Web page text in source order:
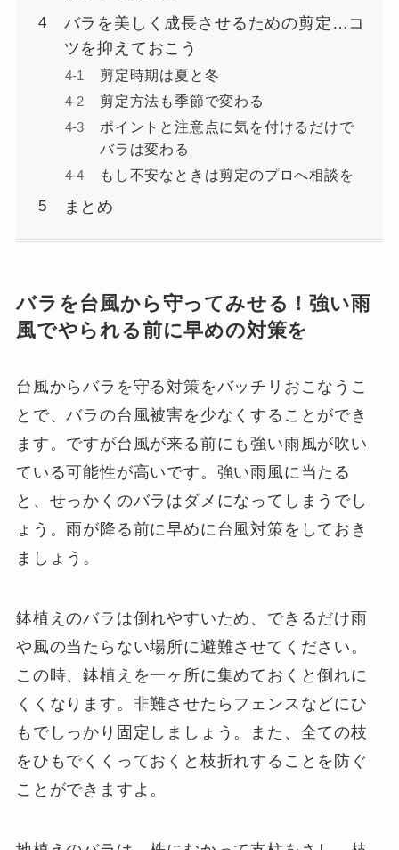
バラを美しく成長させるための剪定…コ
ツを抑えておこう
剪定時期は夏と冬
剪定方法も季節で変わる
ポイントと注意点に気を付けるだけで
バラは変わる
もし不安なときは剪定のプロへ相談を
まとめ
バラを台風から守ってみせる！強い雨
風でやられる前に早めの対策を
台風からバラを守る対策をバッチリおこなうこ
とで、バラの台風被害を少なくすることができ
ます。ですが台風が来る前にも強い雨風が吹い
ている可能性が高いです。強い雨風に当たる
と、せっかくのバラはダメになってしまうでし
ょう。雨が降る前に早めに台風対策をしておき
ましょう。
鉢植えのバラは倒れやすいため、できるだけ雨
や風の当たらない場所に避難させてください。
この時、鉢植えを一ヶ所に集めておくと倒れに
くくなります。非難させたらフェンスなどにひ
もでしっかり固定しましょう。また、全ての枝
をひもでくくっておくと枝折れすることを防ぐ
ことができますよ。